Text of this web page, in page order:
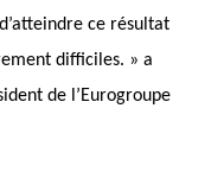
ce résultat
difficiles. » a
de l’Eurogroupe